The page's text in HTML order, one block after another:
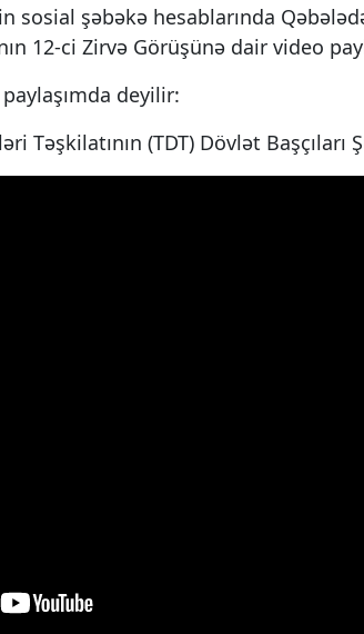
sosial şəbəkə hesablarında
12-ci Zirvə Görüşünə dair video
deyilir:
Təşkilatının (TDT) Dövlət Başçıları